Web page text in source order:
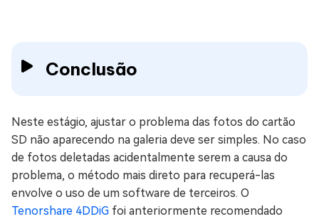
Conclusão
Neste estágio, ajustar o problema das fotos do cartão
SD não aparecendo na galeria deve ser simples. No caso
de fotos deletadas acidentalmente serem a causa do
problema, o método mais direto para recuperá-las
envolve o uso de um software de terceiros. O
Tenorshare 4DDiG foi anteriormente recomendado